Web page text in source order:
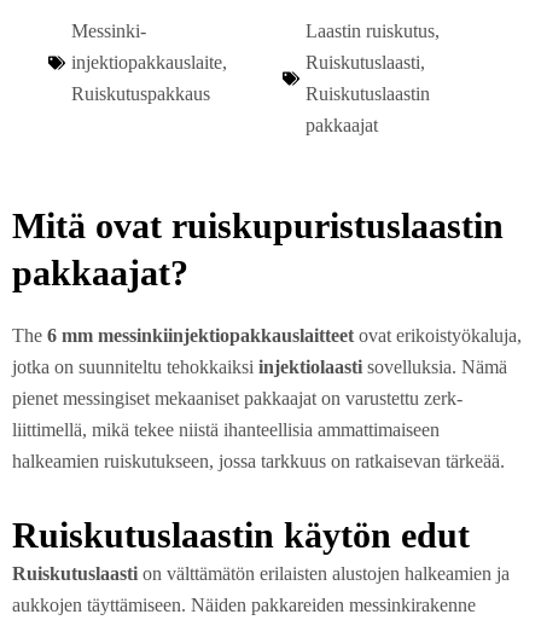
Messinki-
injektiopakkauslaite,
Ruiskutuspakkaus
Laastin ruiskutus,
Ruiskutuslaasti,
Ruiskutuslaastin
pakkaajat
Mitä ovat ruiskupuristuslaastin
pakkaajat?
The 6 mm messinkiinjektiopakkauslaitteet ovat erikoistyökaluja,
jotka on suunniteltu tehokkaiksi injektiolaasti sovelluksia. Nämä
pienet messingiset mekaaniset pakkaajat on varustettu zerk-
liittimellä, mikä tekee niistä ihanteellisia ammattimaiseen
halkeamien ruiskutukseen, jossa tarkkuus on ratkaisevan tärkeää.
Ruiskutuslaastin käytön edut
Ruiskutuslaasti on välttämätön erilaisten alustojen halkeamien ja
aukkojen täyttämiseen. Näiden pakkareiden messinkirakenne